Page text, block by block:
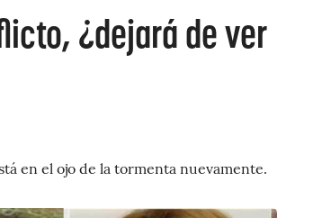
¿dejará de ver
en el ojo de la tormenta nuevamente.